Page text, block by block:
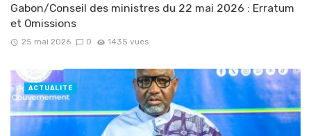
Gabon/Conseil des ministres du 22 mai 2026 : Erratum
et Omissions
25 mai 2026 0 1435 vues
ACTUALITÉ